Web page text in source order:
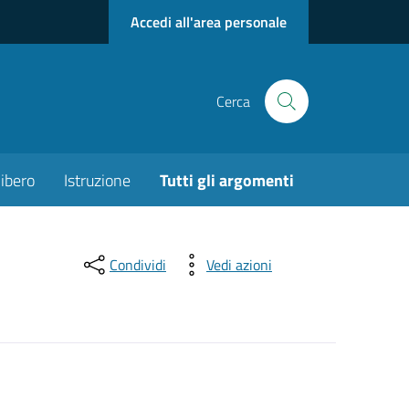
Accedi all'area personale
Cerca
Istruzione Tutti gli argomenti
Condividi Vedi azioni